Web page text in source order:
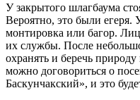
У закрытого шлагбаума
Вероятно, это были егеря.
монтировка или багор.
их службы. После
охранять и беречь
можно договориться о
Баскунчакский», и это